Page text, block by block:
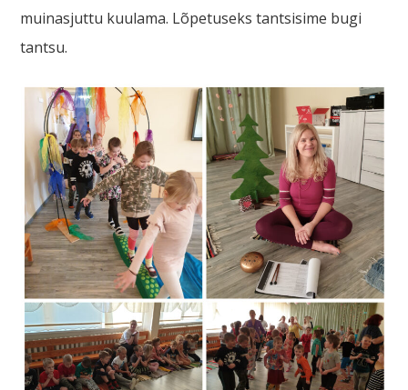
muinasjuttu kuulama. Lõpetuseks tantsisime bugi
tantsu.